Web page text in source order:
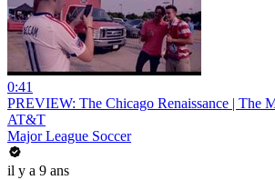
0:41
PREVIEW: The Chicago Renaissance | The
AT&T
Major League Soccer
il y a 9 ans